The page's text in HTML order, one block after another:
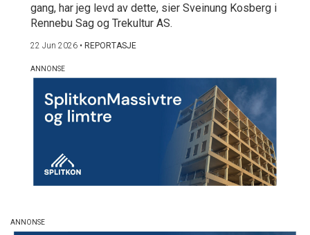
gang, har jeg levd av dette, sier Sveinung Kosberg i
Rennebu Sag og Trekultur AS.
22 Jun 2026 • REPORTASJE